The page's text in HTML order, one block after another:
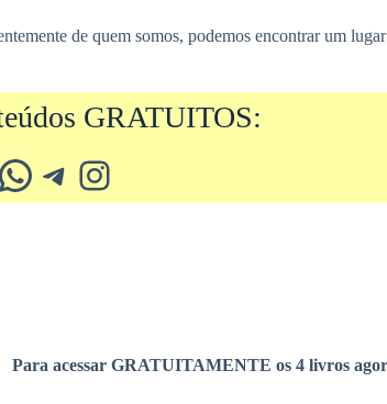
de quem somos, podemos encontrar um
GRATUITOS:
Whatsapp Telegram Instagram
Para acessar GRATUITAMENTE os 4 livros